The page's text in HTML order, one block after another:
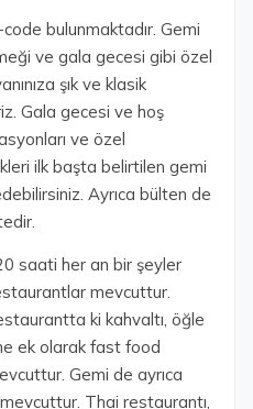
bulunmaktadır. Gemi
ve gala gecesi gibi özel
şık ve klasik
Gala gecesi ve hoş
ve özel
ilk başta belirtilen gemi
Ayrıca bülten de
saati her an bir şeyler
mevcuttur.
ki kahvaltı, öğle
ek olarak fast food
Gemi de ayrıca
Thai restaurantı,